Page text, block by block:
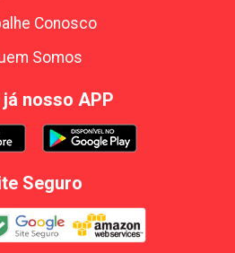
Conosco
Somos
já nosso APP
Seguro